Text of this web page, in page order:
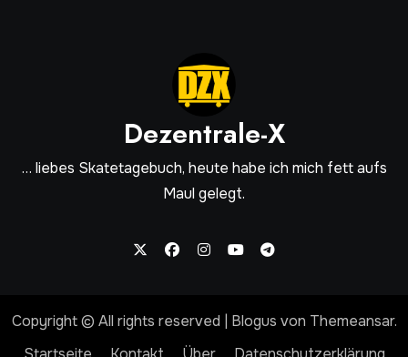
Dezentrale-X
… liebes Skatetagebuch, heute habe ich mich fett aufs
Maul gelegt.
Copyright © All rights reserved Blogus von Themeansar.